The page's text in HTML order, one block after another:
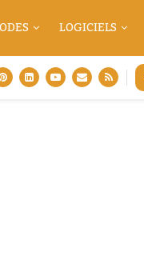
LOGICIELS